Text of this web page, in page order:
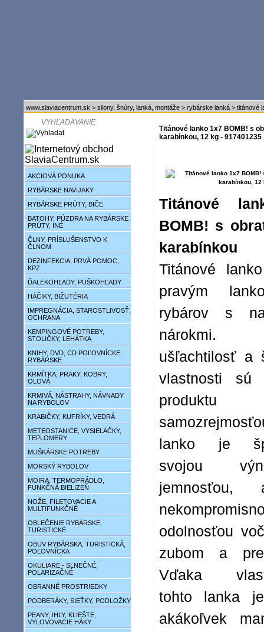
www.slaviacentrum.sk > silony, šnúry, lanká, montáže > rybárske lanká > titánové
AKCIOVÁ PONUKA
RYBÁRSKE NAVIJAKY
RYBÁRSKE PRÚTY, BIČE
BATOHY, PÚZDRA NA RYBÁRSKE
PRÚTY, INÉ
ČLNY, PRÍSLUŠENSTVO K
ČLNOM
DEZINFEKCIA, PRVÁ POMOC,
KPZ
ĎALEKOHĽADY, PUŠKOHĽADY
HÁČIKY, BIŽUTÉRIA
IMPREGNÁCIA, STAROSTLIVOSŤ,
OCHRANA
KEMPINGOVÉ POTREBY,
STOLIČKY, LEHÁTKA
KNIHY, DVD, CD POĽOVNÍCKE,
RYBÁRSKE
KRMÍTKA, PRAKY, KOBRY,
OLOVÁ
KRMIVÁ, NÁSTRAHY, NÁVNADY
NA RYBOLOV
KRABIČKY, KUFRÍKY, VEDRÁ
METEOSTANICE, VYSIELAČKY,
TEPLOMERY
MUŠKÁRSKE POTREBY
MORSKÝ RYBOLOV
MOIRA, TERMOPRÁDLO,
FUNKČNÁ BIELIZEŇ
NOŽE, FILETOVACIE A
MULTIFUNKČNÉ
OBLEČENIE RYBÁRSKE,
TURISTICKÉ
OBUV RYBÁRSKA, TURISTICKÁ,
POĽOVNÍCKA
OKULIARE - SLNEČNÉ,
POLARIZAČNÉ
OBRANNÉ PROSTRIEDKY
PODBERÁKY, SIEŤKY, PODLOŽKY
PEANY, IHLY, KLIEŠTE,
VYLOVOVACIE HÁKY
Titánové lanko 1x7 BOMB! s
karabínkou, 12 kg - 917401235
Titánové
BOMB! s
karabínkou
Titánové
pravým
rybárov s
nárokmi.
ušľachtilosť a
vlastnosti sú
produktu
lanko je
svojou
odolnosťou
zubom a
Vďaka
tohto lanka
akákoľvek